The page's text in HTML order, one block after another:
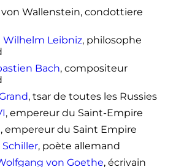
Wallenstein, condottiere
Wilhelm Leibniz, philosophe
Bach, compositeur
, tsar de toutes les Russies
, empereur du Saint-Empire
, empereur du Saint Empire
, poète allemand
von Goethe, écrivain